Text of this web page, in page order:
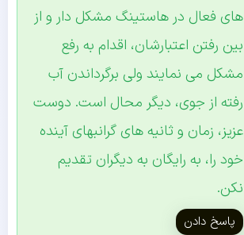
های فعال در هاستینگ مشکل دار و از
بین رفتن اعتبارشان، اقدام به رفع
مشکل می نمایند ولی برگرداندن آب
رفته از جوی، دیگر محال است. دوست
عزیز، زمان و ثانیه های گرانبهای آینده
خود را، به رایگان به دیگران تقدیم
نکن.
پاسخ دادن